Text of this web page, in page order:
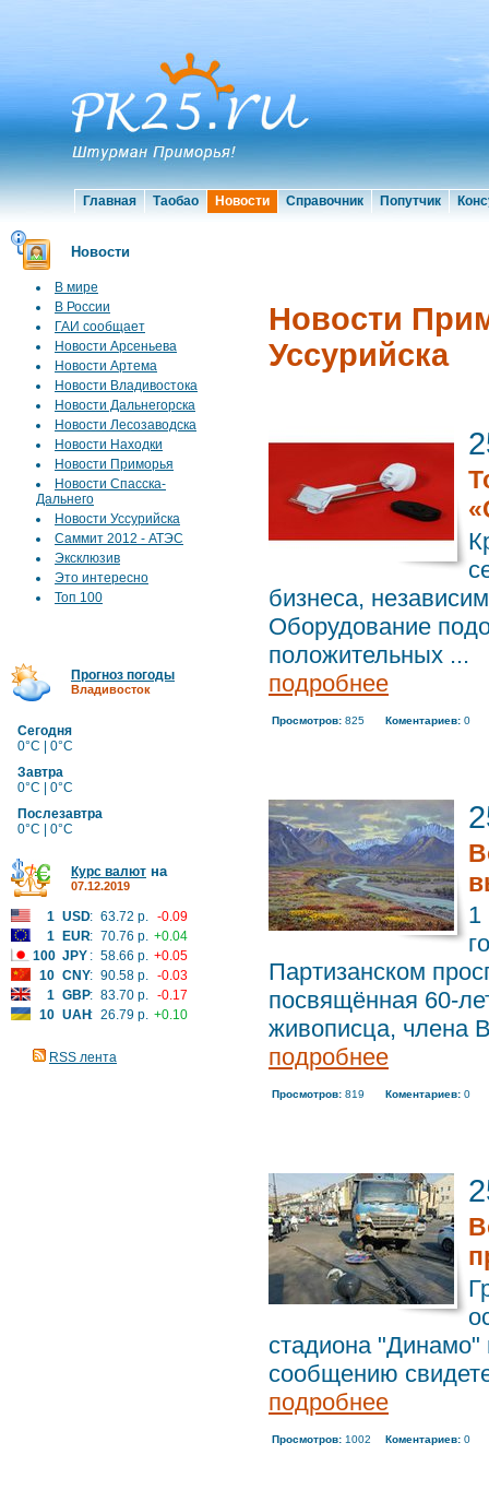
Главная Таобао Новости Справочник Попутчик
Новости
В мире
В России
ГАИ сообщает
Новости Арсеньева
Новости Артема
Новости Владивостока
Новости Дальнегорска
Новости Лесозаводска
Новости Находки
Новости Приморья
Новости Спасска-
Дальнего
Новости Уссурийска
Саммит 2012 - АТЭС
Эксклюзив
Это интересно
Топ 100
Прогноз погоды
Владивосток
Сегодня
0°C | 0°C
Завтра
0°C | 0°C
Послезавтра
0°C | 0°C
Курс валют на
07.12.2019
1 USD: 63.72 р. -0.09
1
EUR: 70.76 р. +0.04
100 JPY : 58.66 р. +0.05
10 CNY: 90.58 р. -0.03
1 GBP: 83.70 р. -0.17
10 UAH: 26.79 р. +0.10
RSS лента
Новости
Уссурийска
бизнеса,
Оборудование
положительных ...
подробнее
Просмотров: 825 Коментариев: 0
1
Партизанском
посвящённая 60-
живописца, члена
подробнее
Просмотров: 819 Коментариев: 0
стадиона
сообщению
подробнее
Просмотров: 1002 Коментариев: 0